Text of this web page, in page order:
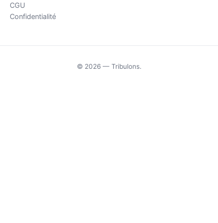
CGU
Confidentialité
© 2026 — Tribulons.